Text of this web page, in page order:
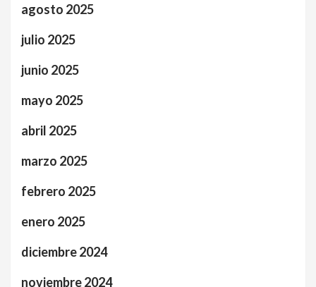
agosto 2025
julio 2025
junio 2025
mayo 2025
abril 2025
marzo 2025
febrero 2025
enero 2025
diciembre 2024
noviembre 2024